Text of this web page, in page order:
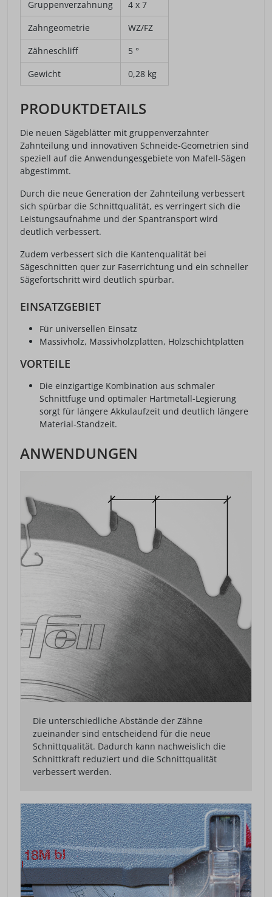
Gruppenverzahnung
4 x 7
Zahngeometrie
WZ/FZ
Zähneschliff
5 °
Gewicht
0,28 kg
PRODUKTDETAILS
Die neuen Sägeblätter mit gruppenverzahnter
Zahnteilung und innovativen Schneide-Geometrien sind
speziell auf die Anwendungesgebiete von Mafell-Sägen
abgestimmt.
Durch die neue Generation der Zahnteilung verbessert
sich spürbar die Schnittqualität, es verringert sich die
Leistungsaufnahme und der Spantransport wird
deutlich verbessert.
Zudem verbessert sich die Kantenqualität bei
Sägeschnitten quer zur Faserrichtung und ein schneller
Sägefortschritt wird deutlich spürbar.
EINSATZGEBIET
Für universellen Einsatz
Massivholz, Massivholzplatten, Holzschichtplatten
VORTEILE
Die einzigartige Kombination aus schmaler
Schnittfuge und optimaler Hartmetall-Legierung
sorgt für längere Akkulaufzeit und deutlich längere
Material-Standzeit.
ANWENDUNGEN
Die unterschiedliche Abstände der Zähne
zueinander sind entscheidend für die neue
Schnittqualität. Dadurch kann nachweislich die
Schnittkraft reduziert und die Schnittqualität
verbessert werden.